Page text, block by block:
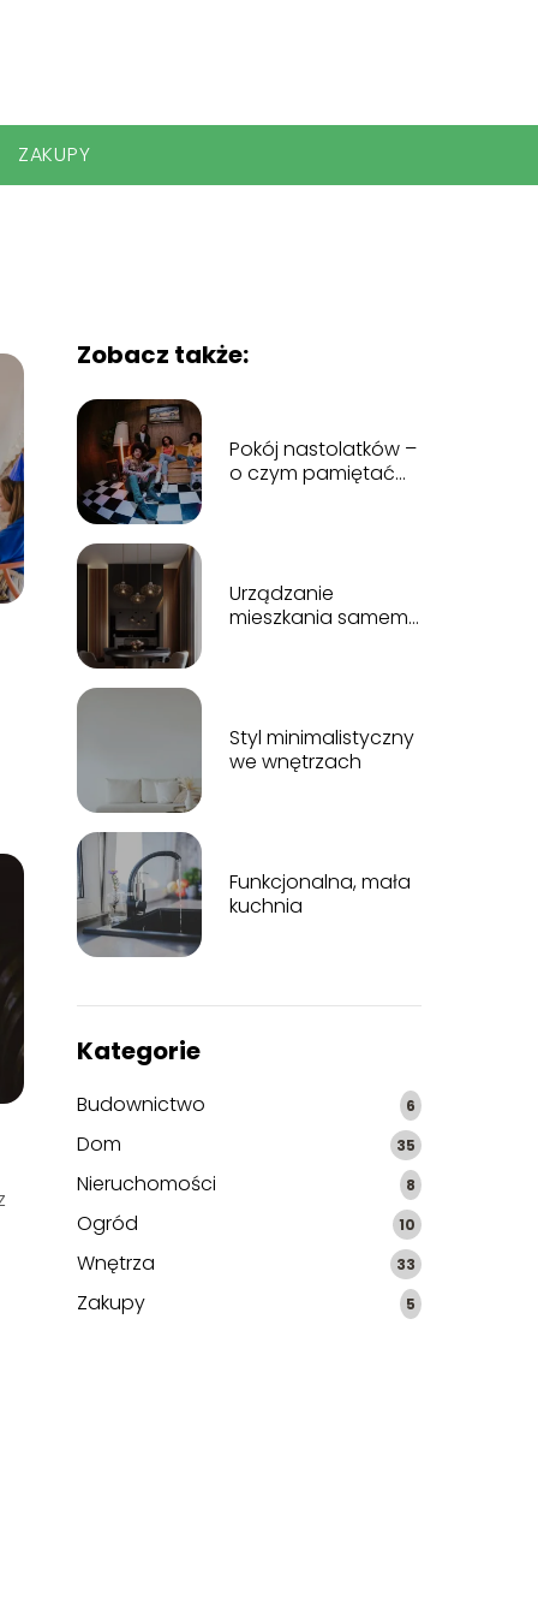
ZAKUPY
Zobacz także:
Pokój nastolatków –
o czym pamiętać
Urządzanie
mieszkania samemu
Styl minimalistyczny
we wnętrzach
Funkcjonalna, mała
kuchnia
Kategorie
Budownictwo 6
Dom 35
Nieruchomości 8
Ogród 10
Wnętrza 33
Zakupy 5